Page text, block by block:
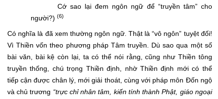
Cớ sao lại đem ngôn ngữ để “truyền tâm” cho
người?) (6)
Có nghĩa là đã xem thường ngôn ngữ. Thật là “vô ngôn” tuyệt đối!
Vì Thiền vốn theo phương pháp Tâm truyền. Dù sao qua một số
bài văn, bài kệ còn lại, ta có thể nói rằng, cũng như Thiền tông
truyền thống, chú trọng Thiền định, nhờ Thiền định mới có thể
tiếp cận được chân lý, mới giải thoát, cùng với pháp môn Đốn ngộ
và chủ trương “trực chỉ nhân tâm, kiến tính thành Phật, giáo ngoại